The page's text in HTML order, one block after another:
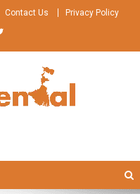
Contact Us Privacy Policy